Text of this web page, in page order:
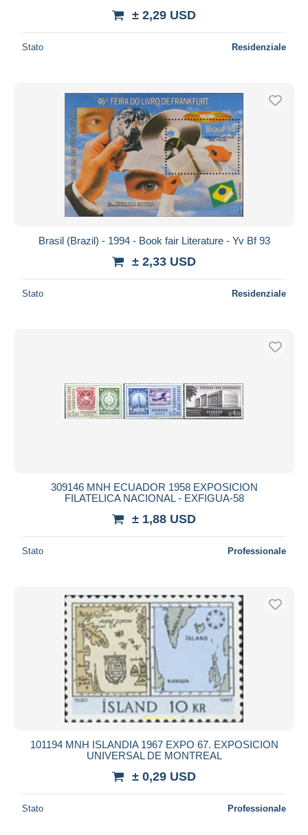
± 2,29 USD
Stato Residenziale
Brasil (Brazil) - 1994 - Book fair Literature - Yv Bf 93
± 2,33 USD
Stato Residenziale
309146 MNH ECUADOR 1958 EXPOSICION
FILATELICA NACIONAL - EXFIGUA-58
± 1,88 USD
Stato Professionale
101194 MNH ISLANDIA 1967 EXPO 67. EXPOSICION
UNIVERSAL DE MONTREAL
± 0,29 USD
Stato Professionale